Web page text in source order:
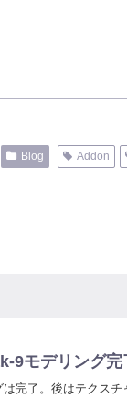
Blog Addon
9モデリング完
は完了。後はテクスチ